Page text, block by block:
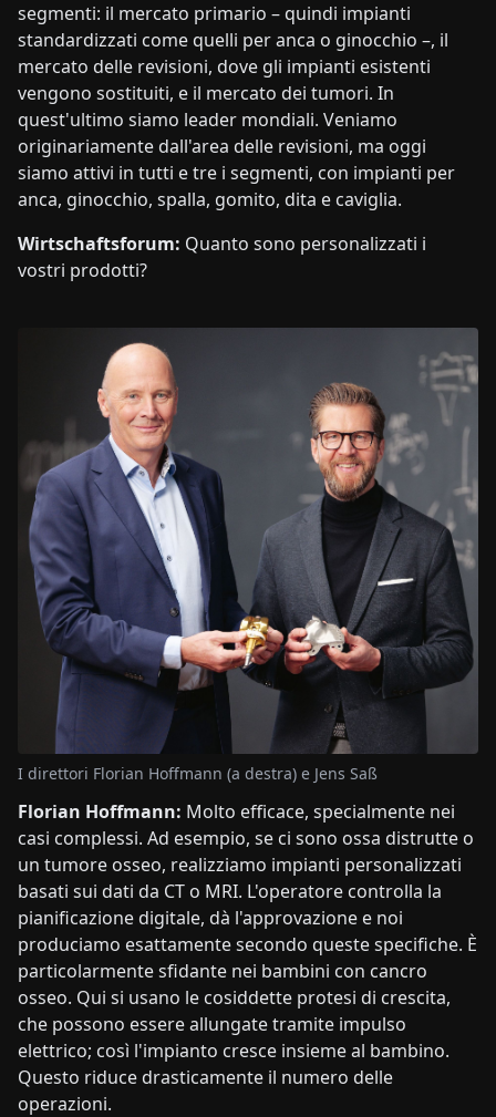
segmenti: il mercato primario – quindi impianti
standardizzati come quelli per anca o ginocchio –, il
mercato delle revisioni, dove gli impianti esistenti
vengono sostituiti, e il mercato dei tumori. In
quest'ultimo siamo leader mondiali. Veniamo
originariamente dall'area delle revisioni, ma oggi
siamo attivi in tutti e tre i segmenti, con impianti per
anca, ginocchio, spalla, gomito, dita e caviglia.
Wirtschaftsforum: Quanto sono personalizzati i
vostri prodotti?
I direttori Florian Hoffmann (a destra) e Jens Saß
Florian Hoffmann: Molto efficace, specialmente nei
casi complessi. Ad esempio, se ci sono ossa distrutte o
un tumore osseo, realizziamo impianti personalizzati
basati sui dati da CT o MRI. L'operatore controlla la
pianificazione digitale, dà l'approvazione e noi
produciamo esattamente secondo queste specifiche. È
particolarmente sfidante nei bambini con cancro
osseo. Qui si usano le cosiddette protesi di crescita,
che possono essere allungate tramite impulso
elettrico; così l'impianto cresce insieme al bambino.
Questo riduce drasticamente il numero delle
operazioni.